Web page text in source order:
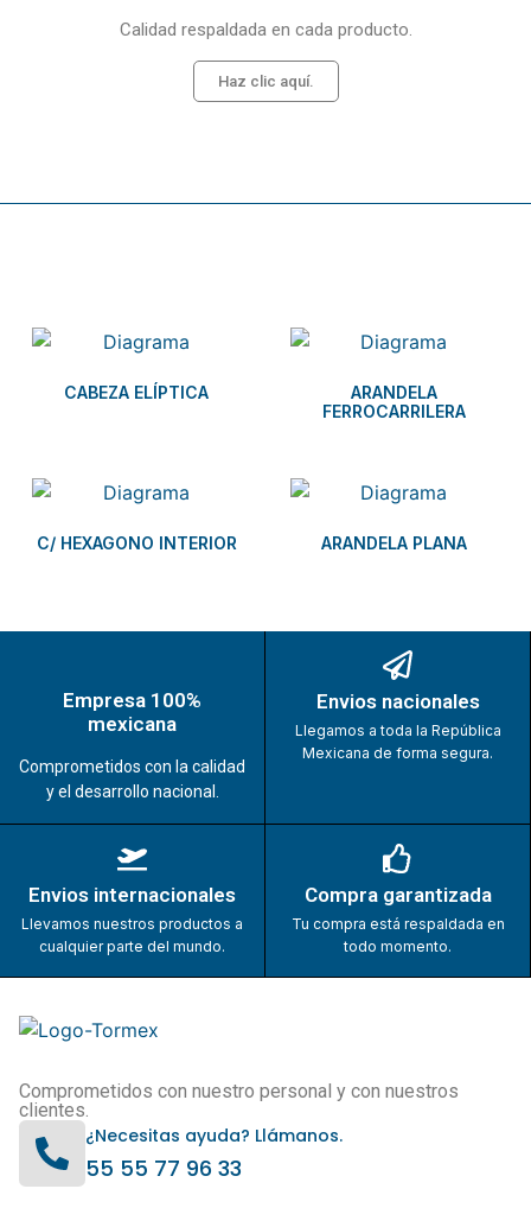
Calidad respaldada en cada producto.
Haz clic aquí.
CABEZA ELÍPTICA
ARANDELA
FERROCARRILERA
C/ HEXAGONO INTERIOR ARANDELA PLANA
Empresa 100%
mexicana
Comprometidos con la calidad
y el desarrollo nacional.
Envios nacionales
Llegamos a toda la República
Mexicana de forma segura.
Envios internacionales
Llevamos nuestros productos a
cualquier parte del mundo.
Compra garantizada
Tu compra está respaldada en
todo momento.
Comprometidos con nuestro personal y con nuestros
clientes.
¿Necesitas ayuda? Llámanos.
55 55 77 96 33